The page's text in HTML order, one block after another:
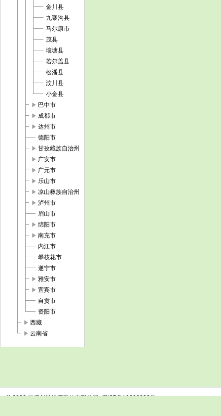
金川县
九寨沟县
马尔康市
茂县
壤塘县
若尔盖县
松潘县
汶川县
小金县
play_arrow 巴中市
play_arrow 成都市
play_arrow 达州市
德阳市
play_arrow 甘孜藏族自治州
play_arrow 广安市
play_arrow 广元市
play_arrow 乐山市
play_arrow 凉山彝族自治州
play_arrow 泸州市
眉山市
play_arrow 绵阳市
play_arrow 南充市
内江市
攀枝花市
遂宁市
play_arrow 雅安市
play_arrow 宜宾市
自贡市
资阳市
play_arrow 西藏
play_arrow 云南省
© 2022 厦门创世线程科技有限公司闽ICP备19003882号